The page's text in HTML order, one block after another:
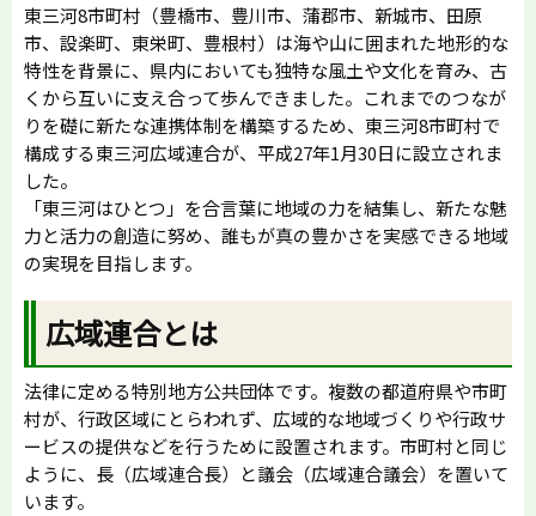
東三河8市町村（豊橋市、豊川市、蒲郡市、新城市、田原
市、設楽町、東栄町、豊根村）は海や山に囲まれた地形的な
特性を背景に、県内においても独特な風土や文化を育み、古
くから互いに支え合って歩んできました。これまでのつなが
りを礎に新たな連携体制を構築するため、東三河8市町村で
構成する東三河広域連合が、平成27年1月30日に設立されま
した。
「東三河はひとつ」を合言葉に地域の力を結集し、新たな魅
力と活力の創造に努め、誰もが真の豊かさを実感できる地域
の実現を目指します。
広域連合とは
法律に定める特別地方公共団体です。複数の都道府県や市町
村が、行政区域にとらわれず、広域的な地域づくりや行政サ
ービスの提供などを行うために設置されます。市町村と同じ
ように、長（広域連合長）と議会（広域連合議会）を置いて
います。